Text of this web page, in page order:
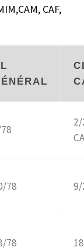
CAF,
78 9/
78